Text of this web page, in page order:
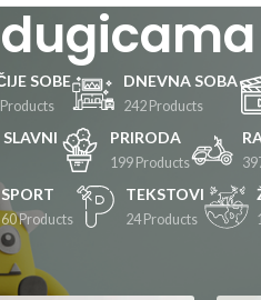
SOBE DNEVNA SOBA
242 Products
PRIRODA
199 Products
SPORT
60 Products
TEKSTOVI
24 Products